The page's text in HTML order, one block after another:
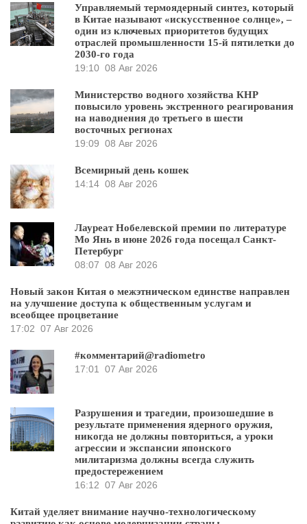
Управляемый термоядерный синтез, который
в Китае называют «искусственное солнце», –
один из ключевых приоритетов будущих
отраслей промышленности 15-й пятилетки до
2030-го года
19:10 08 Авг 2026
Министерство водного хозяйства КНР
повысило уровень экстренного реагирования
на наводнения до третьего в шести
восточных регионах
19:09 08 Авг 2026
Всемирный день кошек
14:14 08 Авг 2026
Лауреат Нобелевской премии по литературе
Мо Янь в июне 2026 года посещал Санкт-
Петербург
08:07 08 Авг 2026
Новый закон Китая о межэтническом единстве направлен
на улучшение доступа к общественным услугам и
всеобщее процветание
17:02 07 Авг 2026
#комментарий@radiometro
17:01
07 Авг 2026
Разрушения и трагедии, произошедшие в
результате применения ядерного оружия,
никогда не должны повториться, а уроки
агрессии и экспансии японского
милитаризма должны всегда служить
предостережением
16:12 07 Авг 2026
Китай уделяет внимание научно-технологическому